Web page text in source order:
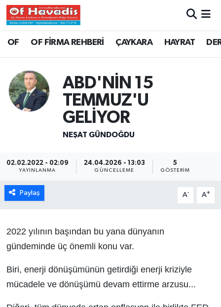
OF OF FİRMA REHBERİ ÇAYKARA HAYRAT
ABD'NİN 15
TEMMUZ'U
GELİYOR
NEŞAT GÜNDOĞDU
02.02.2022 - 02:09
YAYINLANMA
24.04.2026 - 13:03
GÜNCELLEME
5
GÖSTERIM
Paylaş A- A+
2022 yılının başından bu yana dünyanın
gündeminde üç önemli konu var.
Biri, enerji dönüşümünün getirdiği enerji kriziyle
mücadele ve dönüşümü devam ettirme arzusu...
Trabzon Nöbetçi Eczaneler
Trabzon Namaz Vakitleri
Trabzon Trafik Yoğunluk Haritası
Süper Lig Puan Durumu ve Fikstür
Tüm Manşetler
Son Dakika Haberleri